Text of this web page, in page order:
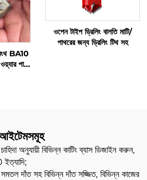
BA10
পার্টস
ওপেন টাইপ ড্রিলিং বালতি মাটি/
পাথরের জন্য ড্রিলিং টিথ সহ
অনুযায়ী বিভিন্ন কাটিং ব্যাস ডিজাইন করুন,
দাঁত সহ বিভিন্ন দাঁত সজ্জিত, বিভিন্ন কাজের